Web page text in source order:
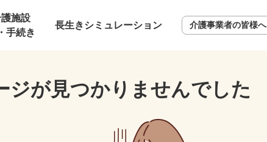
施設
手続き
長生きシミュレーション 介護事業者の皆様へ
ジが見つかりませんでした